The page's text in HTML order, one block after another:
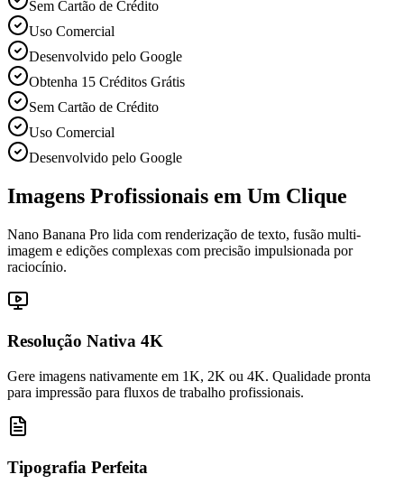
Sem Cartão de Crédito
Uso Comercial
Desenvolvido pelo Google
Obtenha 15 Créditos Grátis
Sem Cartão de Crédito
Uso Comercial
Desenvolvido pelo Google
Imagens Profissionais em Um Clique
Nano Banana Pro lida com renderização de texto, fusão multi-
imagem e edições complexas com precisão impulsionada por
raciocínio.
Resolução Nativa 4K
Gere imagens nativamente em 1K, 2K ou 4K. Qualidade pronta
para impressão para fluxos de trabalho profissionais.
Tipografia Perfeita